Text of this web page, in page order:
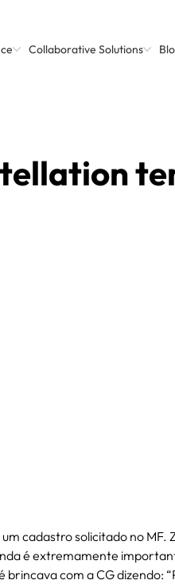
Collaborative Solutions
cadastro solicitado no MF.
é extremamente
com a CG dizendo: